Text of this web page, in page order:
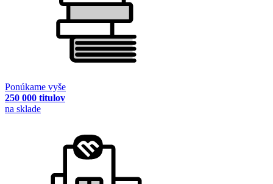
Ponúkame vyše
250 000 titulov
na sklade